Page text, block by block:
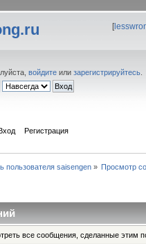
[
войдите или зарегистрируйтесь
Регистрация
пользователя saisengen» Просмотр
все сообщения, сделанные этим